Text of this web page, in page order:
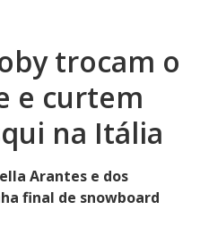
trocam o
e curtem
na Itália
Arantes e dos
final de snowboard